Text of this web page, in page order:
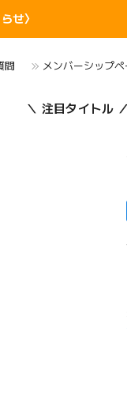
せ〉
問 メンバーシップペ
＼ 注目タイトル ／